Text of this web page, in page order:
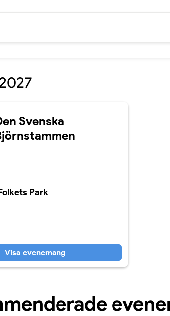
Svenska
Park
Visa evenemang